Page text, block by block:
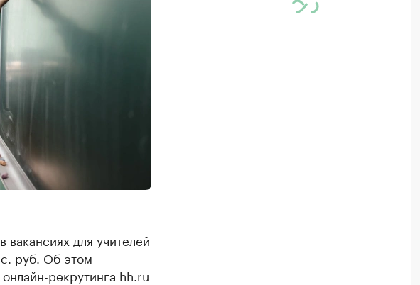
для учителей
руб. Об этом
рекрутинга hh.ru